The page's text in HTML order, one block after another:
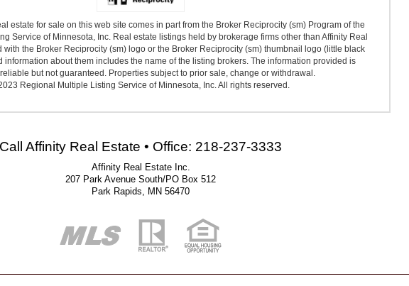
estate for sale on this web site comes in part from the Broker Reciprocity (sm) Program of the
Service of Minnesota, Inc. Real estate listings held by brokerage firms other than Affinity Real
with the Broker Reciprocity (sm) logo or the Broker Reciprocity (sm) thumbnail logo (little black
information about them includes the name of the listing brokers. The information provided is
but not guaranteed. Properties subject to prior sale, change or withdrawal.
Regional Multiple Listing Service of Minnesota, Inc. All rights reserved.
Call Affinity Real Estate • Office: 218-237-3333
Affinity Real Estate Inc.
207 Park Avenue South/PO Box 512
Park Rapids, MN 56470